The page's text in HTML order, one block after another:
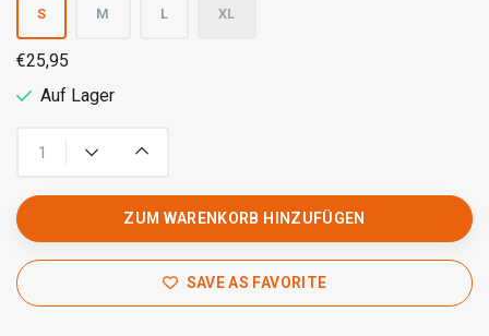
S M L XL
€25,95
Auf Lager
ZUM WARENKORB HINZUFÜGEN
SAVE AS FAVORITE